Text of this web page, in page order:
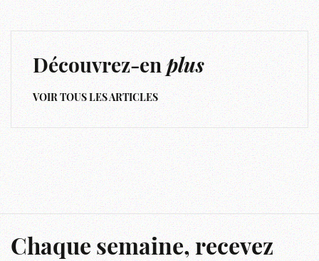
Découvrez-enplus
VOIR TOUS LES ARTICLES
Chaque semaine, recevez